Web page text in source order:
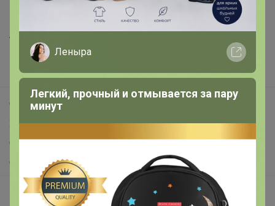
Анонсы
Новости
Поддержка альпак
Самое выгодное
Хиты продаж
Самое желанное
Самое быстрое
Начать зарабатывать с 24-ok
Леныра
Легкий, прочный и отмывается за пару
минут